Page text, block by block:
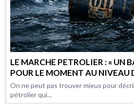
LE MARCHE PETROLIER : « UN
POUR LE MOMENT AU NIVEAU
D’HORMUZ, MAIS QUI RISQUE
COULER QUE D’EXPLOSER »
On ne peut pas trouver mieux pour
pétrolier qui...